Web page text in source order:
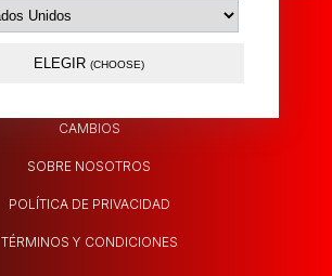
ELEGIR (CHOOSE)
CAMBIOS
SOBRE NOSOTROS
POLÍTICA DE PRIVACIDAD
TÉRMINOS Y CONDICIONES